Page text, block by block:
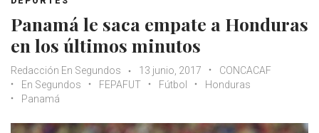
Panamá le saca empate a Honduras
en los últimos minutos
Redacción En Segundos 13 junio, 2017
CONCACAF
En Segundos
FEPAFUT Fútbol
Honduras
Panamá